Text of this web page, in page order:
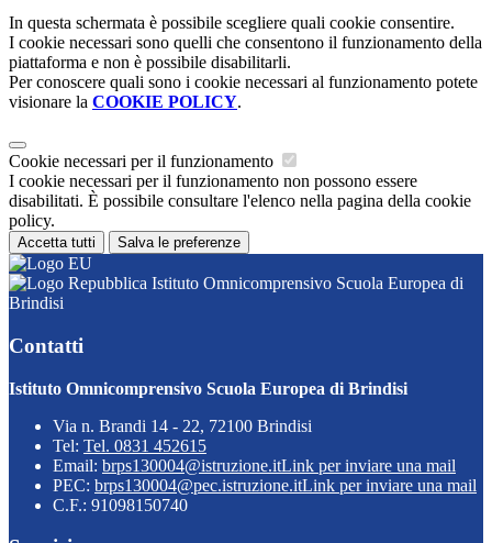
In questa schermata è possibile scegliere quali cookie consentire.
I cookie necessari sono quelli che consentono il funzionamento della
piattaforma e non è possibile disabilitarli.
Per conoscere quali sono i cookie necessari al funzionamento potete
visionare la COOKIE POLICY.
Cookie necessari per il funzionamento
I cookie necessari per il funzionamento non possono essere
disabilitati. È possibile consultare l'elenco nella pagina della cookie
policy.
Accetta tutti Salva le preferenze
Istituto Omnicomprensivo Scuola Europea di
Brindisi
Contatti
Istituto Omnicomprensivo Scuola Europea di Brindisi
Via n. Brandi 14 - 22, 72100 Brindisi
Tel: Tel. 0831 452615
Email: brps130004@istruzione.itLink per inviare una mail
PEC: brps130004@pec.istruzione.itLink per inviare una mail
C.F.: 91098150740